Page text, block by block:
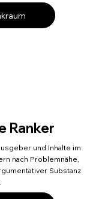
Ranker
und Inhalte im
nach Problemnähe,
Substanz